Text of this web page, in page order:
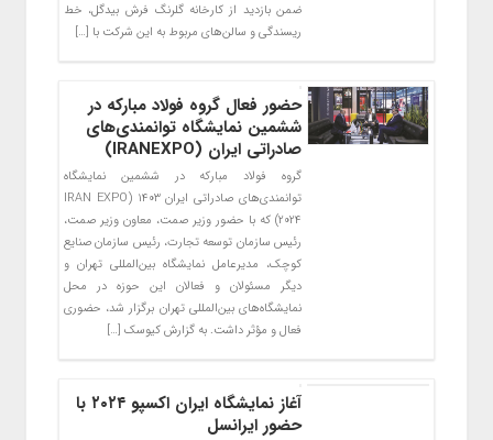
ضمن بازدید از کارخانه گلرنگ فرش بیدگل، خط
ریسندگی و سالن‌های مربوط به این شرکت با […]
حضور فعال گروه فولاد مبارکه در
ششمین نمایشگاه توانمندی‌های
صادراتی ایران (IRANEXPO)
گروه فولاد مبارکه در ششمین نمایشگاه
توانمندی‌های صادراتی ایران ۱۴۰۳ (IRAN EXPO
2024) که با حضور وزیر صمت، معاون وزیر صمت،
رئیس سازمان توسعه تجارت، رئیس سازمان صنایع
کوچک، مدیرعامل نمایشگاه بین‌المللی تهران و
دیگر مسئولان و فعالان این حوزه در محل
نمایشگاه‌های بین‌المللی تهران برگزار شد، حضوری
فعال و مؤثر داشت. به گزارش کیوسک […]
آغاز نمایشگاه ایران اکسپو ۲۰۲۴ با
حضور ایرانسل